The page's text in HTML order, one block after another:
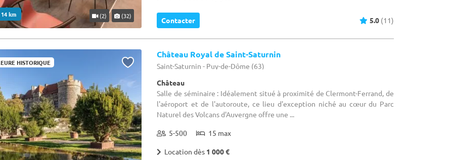
km (2) (32) Contacter 5.0 (11)
HISTORIQUE
Château Royal de Saint-Saturnin
Saint-Saturnin - Puy-de-Dôme (63)
Château
Salle de séminaire : Idéalement situé à proximité de Clermont-Ferrand, de
l'aéroport et de l'autoroute, ce lieu d'exception niché au cœur du Parc
Naturel des Volcans d'Auvergne offre une ...
5-500 15 max
Location dès 1 000 €